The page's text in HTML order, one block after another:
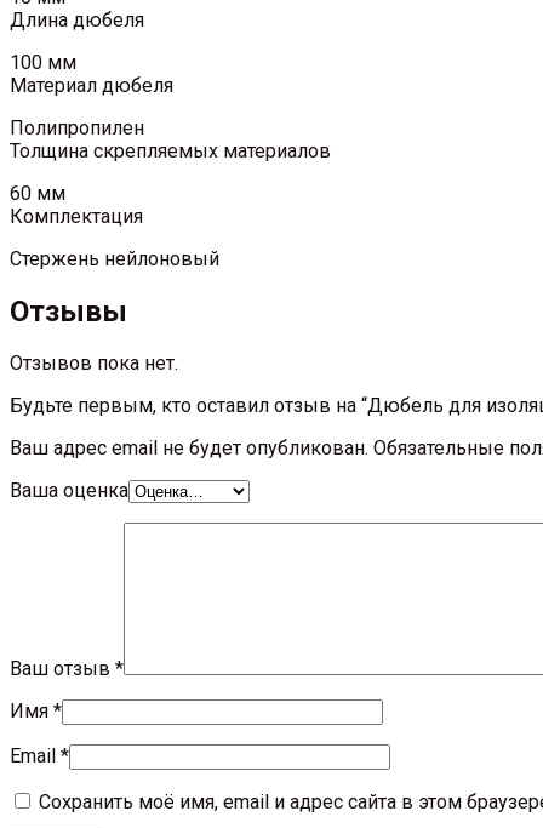
Длина дюбеля
100 мм
Материал дюбеля
Полипропилен
Толщина скрепляемых материалов
60 мм
Комплектация
Стержень нейлоновый
Отзывы
Отзывов пока нет.
Будьте первым, кто оставил отзыв на “Дюбель для
Ваш адрес email не будет опубликован. Обязательные
Ваша оценка
Ваш отзыв *
Имя *
Email *
Сохранить моё имя, email и адрес сайта в этом